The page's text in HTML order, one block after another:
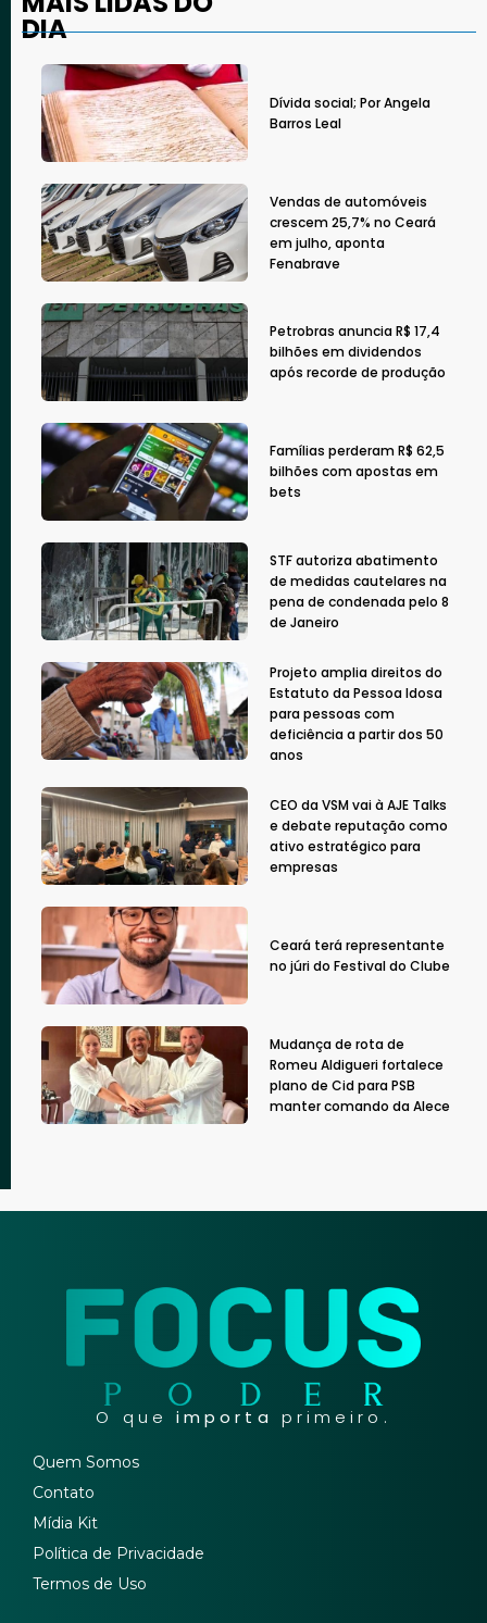
DIA
Dívida social; Por Angela
Barros Leal
Vendas de automóveis
crescem 25,7% no Ceará
em julho, aponta
Fenabrave
Petrobras anuncia R$ 17,4
bilhões em dividendos
após recorde de produção
Famílias perderam R$ 62,5
bilhões com apostas em
bets
STF autoriza abatimento
de medidas cautelares na
pena de condenada pelo 8
de Janeiro
Projeto amplia direitos do
Estatuto da Pessoa Idosa
para pessoas com
deficiência a partir dos 50
anos
CEO da VSM vai à AJE Talks
e debate reputação como
ativo estratégico para
empresas
Ceará terá representante
no júri do Festival do Clube
Mudança de rota de
Romeu Aldigueri fortalece
plano de Cid para PSB
manter comando da Alece
O que importa primeiro.
Quem Somos
Contato
Mídia Kit
Política de Privacidade
Termos de Uso